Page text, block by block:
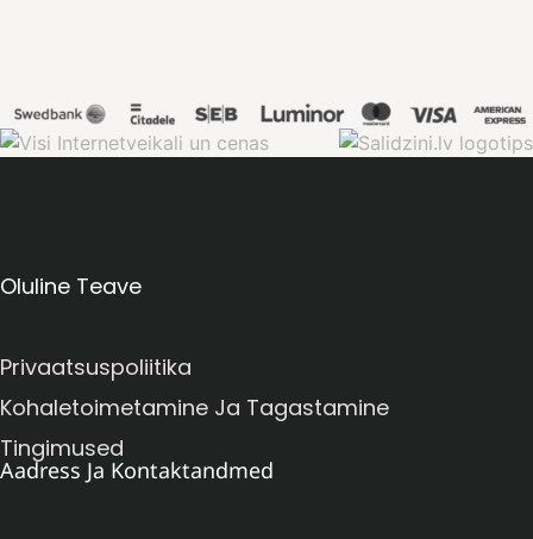
Oluline Teave
Privaatsuspoliitika
Kohaletoimetamine Ja Tagastamine
Tingimused
Aadress Ja Kontaktandmed